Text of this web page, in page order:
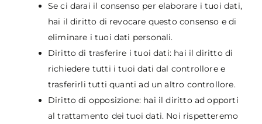
Se ci darai il consenso per elaborare i tuoi dati,
hai il diritto di revocare questo consenso e di
eliminare i tuoi dati personali.
Diritto di trasferire i tuoi dati: hai il diritto di
richiedere tutti i tuoi dati dal controllore e
trasferirli tutti quanti ad un altro controllore.
Diritto di opposizione: hai il diritto ad opporti
al trattamento dei tuoi dati. Noi rispetteremo